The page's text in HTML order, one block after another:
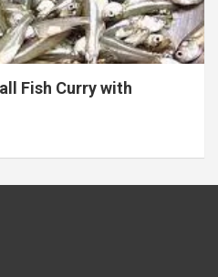
Fish Curry with